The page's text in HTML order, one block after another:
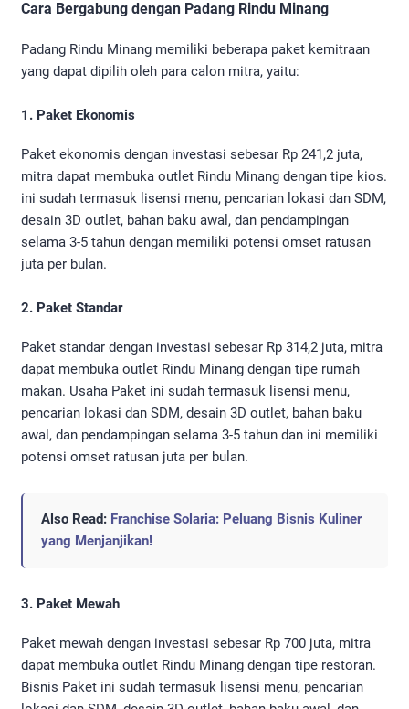
Cara Bergabung dengan Padang Rindu Minang
Padang Rindu Minang memiliki beberapa paket kemitraan
yang dapat dipilih oleh para calon mitra, yaitu:
1. Paket Ekonomis
Paket ekonomis dengan investasi sebesar Rp 241,2 juta,
mitra dapat membuka outlet Rindu Minang dengan tipe kios.
ini sudah termasuk lisensi menu, pencarian lokasi dan SDM,
desain 3D outlet, bahan baku awal, dan pendampingan
selama 3-5 tahun dengan memiliki potensi omset ratusan
juta per bulan.
2. Paket Standar
Paket standar dengan investasi sebesar Rp 314,2 juta, mitra
dapat membuka outlet Rindu Minang dengan tipe rumah
makan. Usaha Paket ini sudah termasuk lisensi menu,
pencarian lokasi dan SDM, desain 3D outlet, bahan baku
awal, dan pendampingan selama 3-5 tahun dan ini memiliki
potensi omset ratusan juta per bulan.
Also Read: Franchise Solaria: Peluang Bisnis Kuliner
yang Menjanjikan!
3. Paket Mewah
Paket mewah dengan investasi sebesar Rp 700 juta, mitra
dapat membuka outlet Rindu Minang dengan tipe restoran.
Bisnis Paket ini sudah termasuk lisensi menu, pencarian